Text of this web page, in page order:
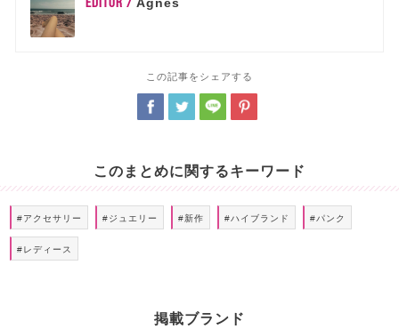
Agnes
この記事をシェアする
このまとめに関するキーワード
#アクセサリー #ジュエリー #新作 #ハイブランド #パンク
#レディース
掲載ブランド